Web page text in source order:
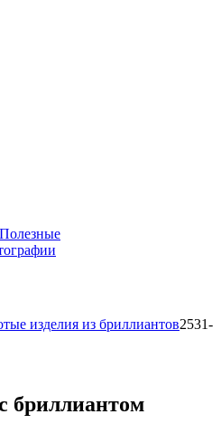
Полезные
изделия из бриллиантов2531-
бриллиантом